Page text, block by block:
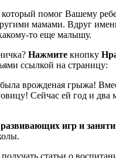
который помог Вашему
мамами. Вдруг
то еще малышу.
Нажмите кнопку
ссылкой на страницу:
врожденая грыжа!
Сейчас ей год и два
игр и